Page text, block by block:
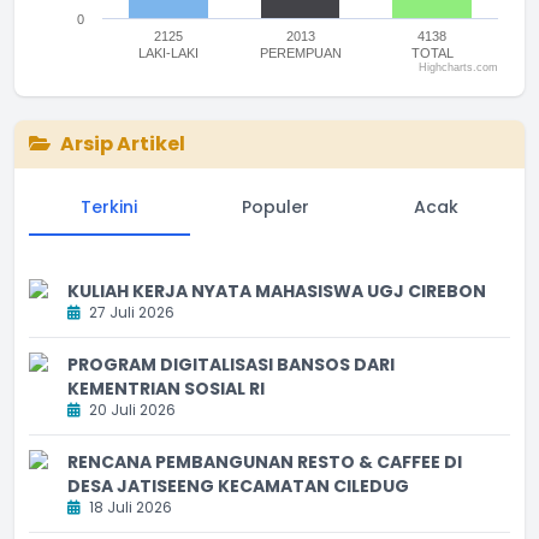
2125
LAKI-LAKI
2013
PEREMPUAN
4138
TOTAL
0
Highcharts.com
Arsip Artikel
Terkini Populer Acak
KULIAH KERJA NYATA MAHASISWA UGJ CIREBON
27 Juli 2026
PROGRAM DIGITALISASI BANSOS DARI
KEMENTRIAN SOSIAL RI
20 Juli 2026
RENCANA PEMBANGUNAN RESTO & CAFFEE DI
DESA JATISEENG KECAMATAN CILEDUG
18 Juli 2026